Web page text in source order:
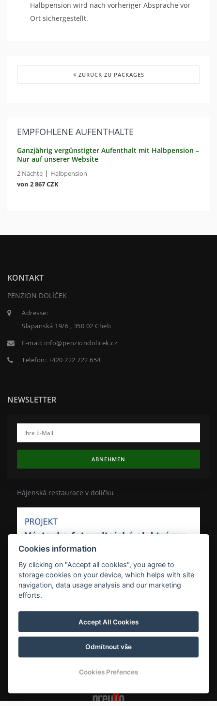
Halbpension wird nach vorheriger Absprache vor
Ort sichergestellt.
ZURÜCK ZU PACKAGES
EMPFOHLENE AUFENTHALTE
Ganzjährig vergünstigter Aufenthalt mit Halbpension –
Nur auf unserer Website
2 Nächte | Halbpension
von 2 867 CZK
KONTAKT
PENZION DOLÍČEK
Adresse:
Slapanská 19/6 , 350 02 Cheb
E-mail: info@penziondolicek.cz
Telefon: +420 722 722 654
NEWSLETTER
ABNEHMEN
Hájenská restaurace v dolíčku
Cookies information
By clicking on "Accept all cookies", you agree to
storage cookies on your device, which helps with site
navigation, data usage analysis and our marketing
efforts.
Accept All Cookies
Odmítnout vše
Cookies Prefences